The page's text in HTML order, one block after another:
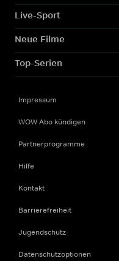
Live-Sport
Neue Filme
Top-Serien
Impressum
WOW Abo kündigen
Partnerprogramme
Hilfe
Kontakt
Barrierefreiheit
Jugendschutz
Datenschutzoptionen